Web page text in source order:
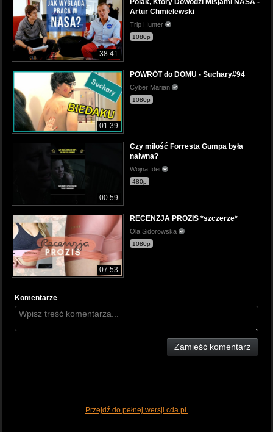
38:41
Polak, Który Dowodzi Misjami NASA -
Artur Chmielewski
Trip Hunter
1080p
01:39
POWRÓT do DOMU - Suchary#94
Cyber Marian
1080p
00:59
Czy miłość Forresta Gumpa była
naiwna?
Wojna Idei
480p
07:53
RECENZJA PROZIS *szczerze*
Ola Sidorowska
1080p
Komentarze
Zamieść komentarz
Przejdź do pełnej wersji cda.pl